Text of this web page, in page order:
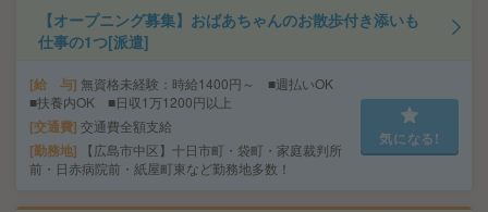
【オープニング募集】おばあちゃんのお散歩付き添いも
仕事の1つ[派遣]
給 与 無資格未経験：時給1400円～ ■週払いOK
■扶養内OK ■日収1万1200円以上
交通費 交通費全額支給
勤務地
【広島市中区】十日市町・袋町・家庭裁判所
前・日赤病院前・紙屋町東など勤務地多数！
気になる!